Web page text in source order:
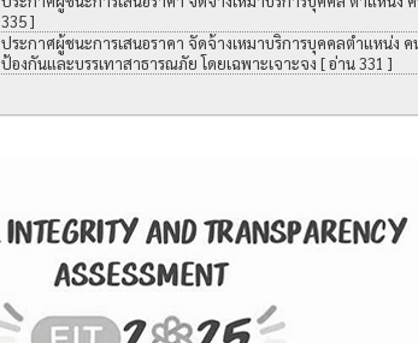
335 ]
ประกาศผู้ชนะการเสนอราคา จัดจ้างเหมาบริการบุคคลตำแหน่ง
ป้องกันและบรรเทาสาธารณภัย โดยเฉพาะเจาะจง [ อ่าน 331 ]